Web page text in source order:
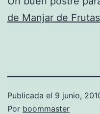
de Manjar de Frutas
Publicada el 9 junio,
Por boommaster